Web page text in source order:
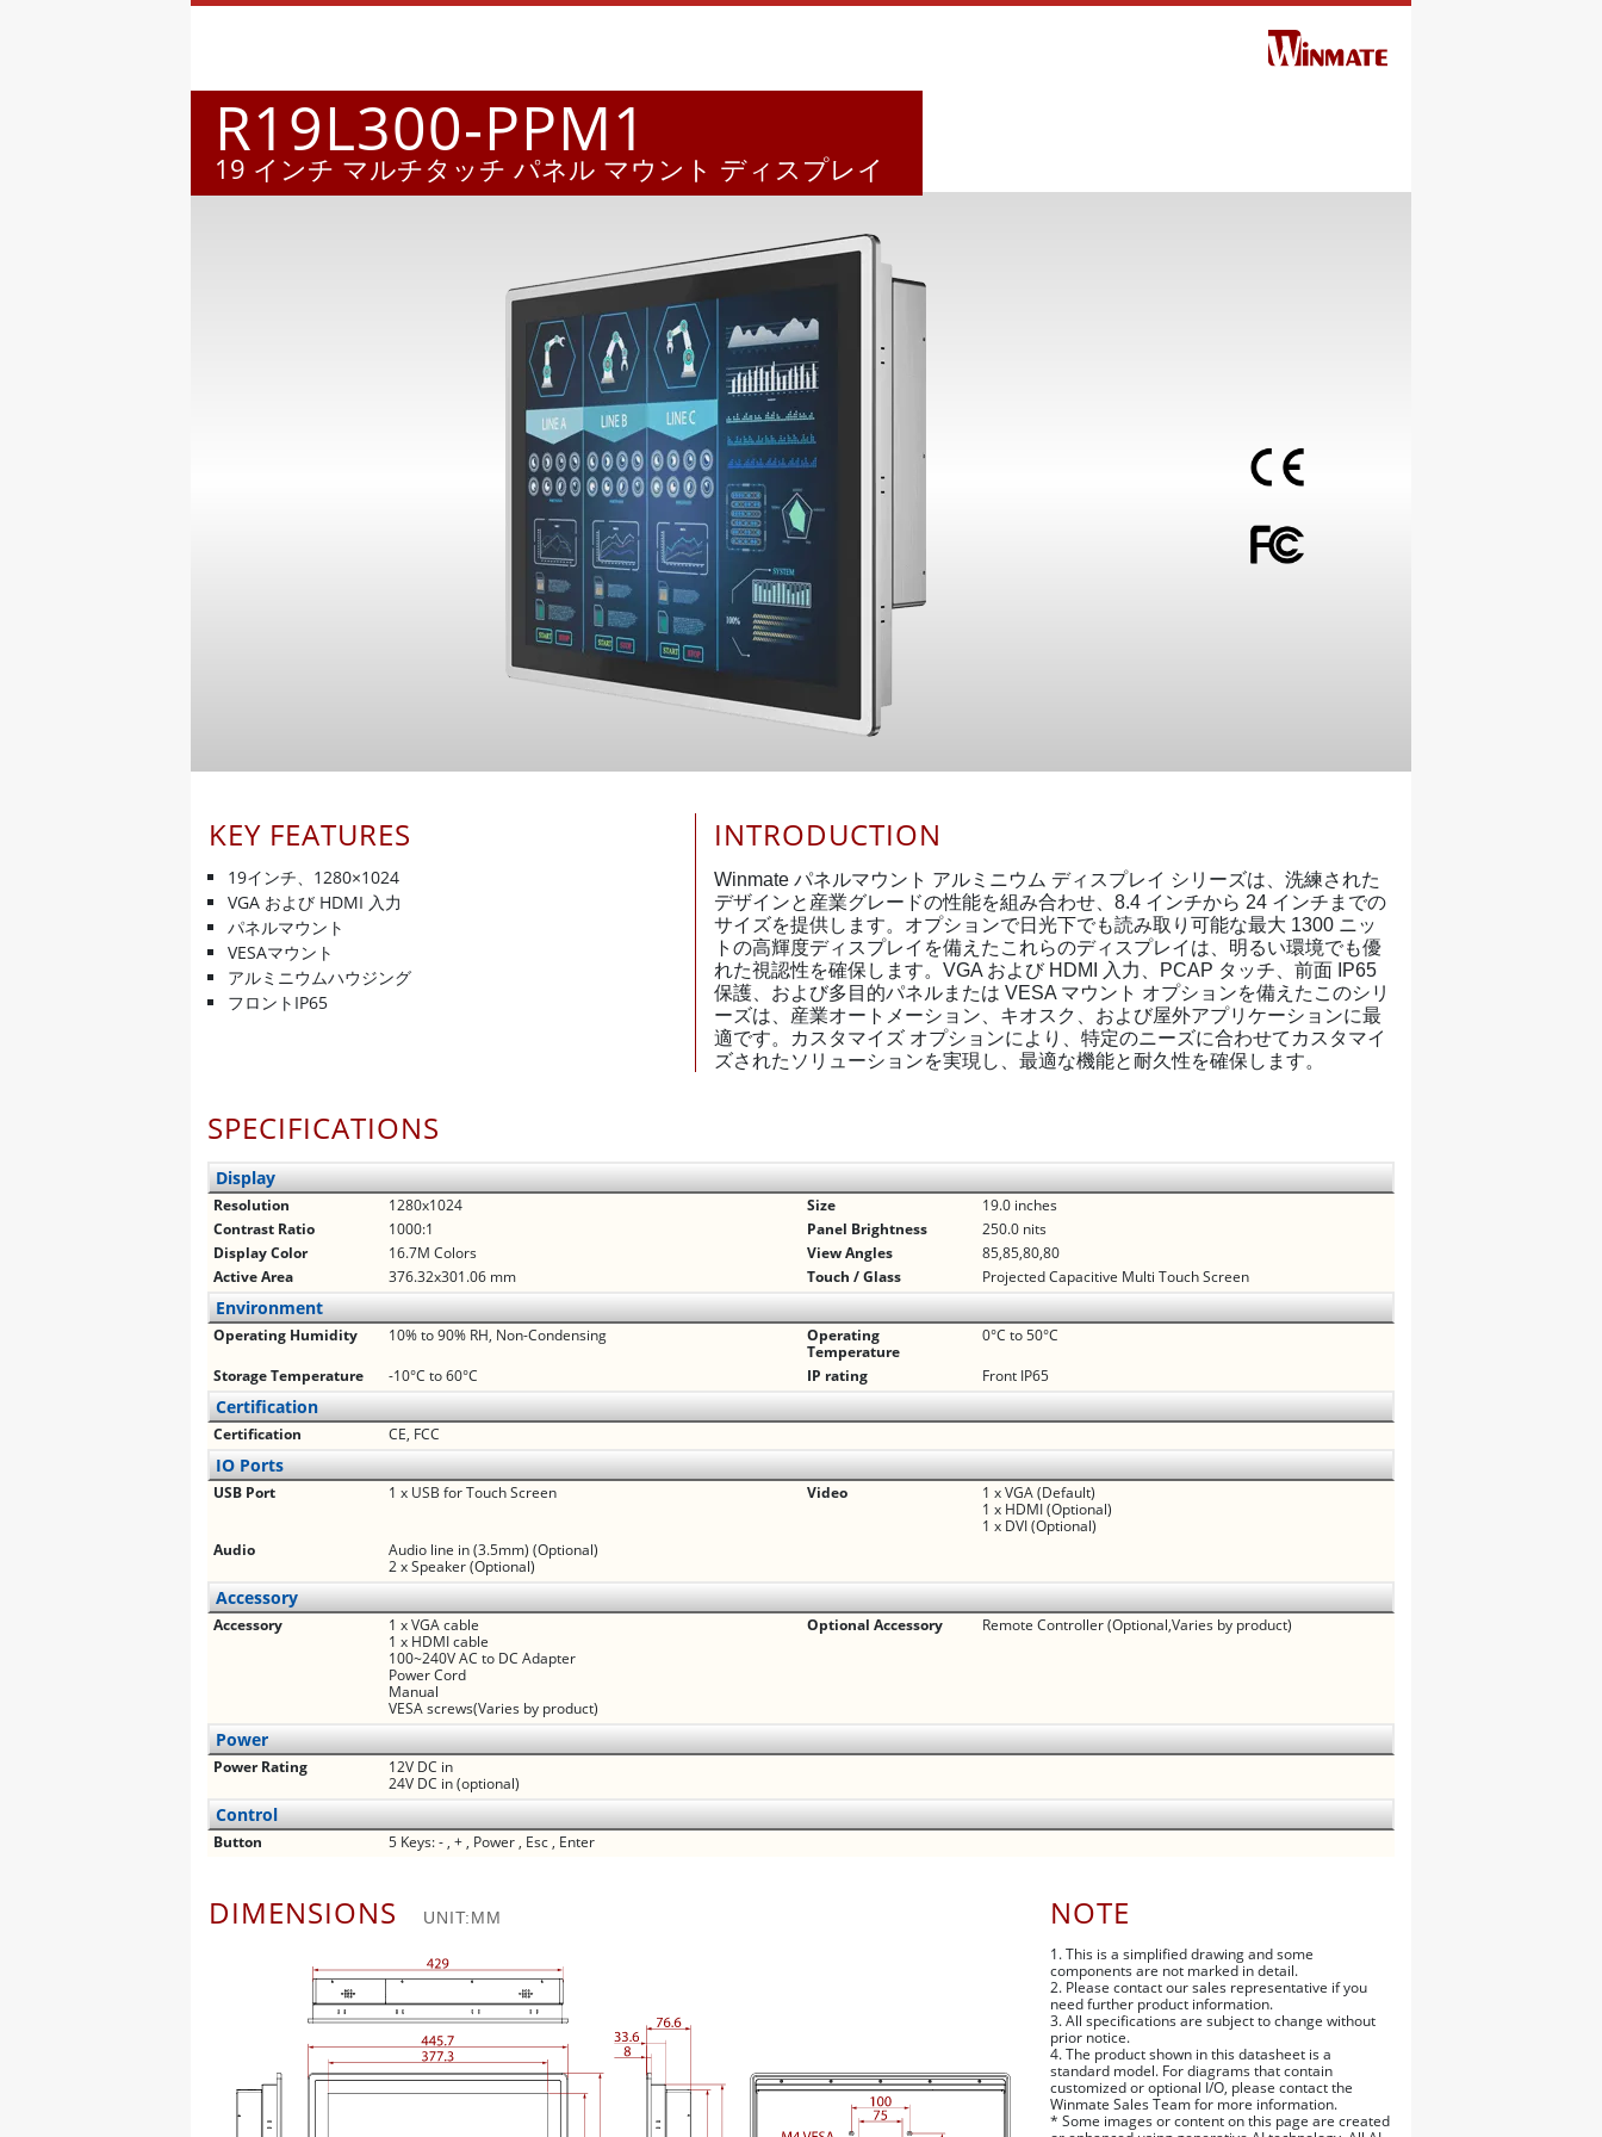
R19L300-PPM1
19 インチ マルチタッチ パネル マウント ディスプレイ
KEY FEATURES
19インチ、1280×1024
VGA および HDMI 入力
パネルマウント
VESAマウント
アルミニウムハウジング
フロントIP65
INTRODUCTION
Winmate パネルマウント アルミニウム ディスプレイ シリーズは、洗練された
デザインと産業グレードの性能を組み合わせ、8.4 インチから 24 インチまでの
サイズを提供します。オプションで日光下でも読み取り可能な最大 1300 ニッ
トの高輝度ディスプレイを備えたこれらのディスプレイは、明るい環境でも優
れた視認性を確保します。VGA および HDMI 入力、PCAP タッチ、前面 IP65
保護、および多目的パネルまたは VESA マウント オプションを備えたこのシリ
ーズは、産業オートメーション、キオスク、および屋外アプリケーションに最
適です。カスタマイズ オプションにより、特定のニーズに合わせてカスタマイ
ズされたソリューションを実現し、最適な機能と耐久性を確保します。
SPECIFICATIONS
Display
Resolution 1280x1024 Size
19.0 inches
Contrast Ratio
1000:1 Panel Brightness
250.0 nits
Display Color
16.7M Colors View Angles
85,85,80,80
Active Area
376.32x301.06 mm Touch / Glass Projected Capacitive Multi Touch Screen
Environment
Operating Humidity 10% to 90% RH, Non-Condensing
Operating
Temperature
0°C to 50°C
Storage Temperature
-10°C to 60°C IP rating Front IP65
Certification
Certification CE, FCC
IO Ports
USB Port 1 x USB for Touch Screen Video
1 x VGA (Default)
1 x HDMI (Optional)
1 x DVI (Optional)
Audio
Audio line in (3.5mm) (Optional)
2 x Speaker (Optional)
Accessory
Accessory
1 x VGA cable
1 x HDMI cable
100~240V AC to DC Adapter
Power Cord
Manual
VESA screws(Varies by product)
Optional Accessory Remote Controller (Optional,Varies by product)
Power
Power Rating
12V DC in
24V DC in (optional)
Control
Button 5 Keys: - , + , Power , Esc , Enter
DIMENSIONS UNIT:MM NOTE
1. This is a simplified drawing and some
components are not marked in detail.
2. Please contact our sales representative if you
need further product information.
3. All specifications are subject to change without
prior notice.
4. The product shown in this datasheet is a
standard model. For diagrams that contain
customized or optional I/O, please contact the
Winmate Sales Team for more information.
* Some images or content on this page are created